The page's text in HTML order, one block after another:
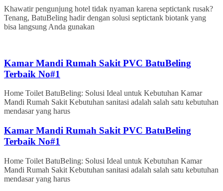
Khawatir pengunjung hotel tidak nyaman karena septictank rusak?
Tenang, BatuBeling hadir dengan solusi septictank biotank yang
bisa langsung Anda gunakan
Kamar Mandi Rumah Sakit PVC BatuBeling
Terbaik No#1
Home Toilet BatuBeling: Solusi Ideal untuk Kebutuhan Kamar
Mandi Rumah Sakit Kebutuhan sanitasi adalah salah satu kebutuhan
mendasar yang harus
Kamar Mandi Rumah Sakit PVC BatuBeling
Terbaik No#1
Home Toilet BatuBeling: Solusi Ideal untuk Kebutuhan Kamar
Mandi Rumah Sakit Kebutuhan sanitasi adalah salah satu kebutuhan
mendasar yang harus